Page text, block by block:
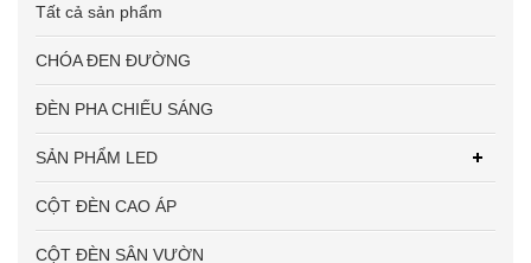
Tất cả sản phẩm
CHÓA ĐEN ĐƯỜNG
ĐÈN PHA CHIẾU SÁNG
SẢN PHẨM LED
CỘT ĐÈN CAO ÁP
CỘT ĐÈN SÂN VƯỜN